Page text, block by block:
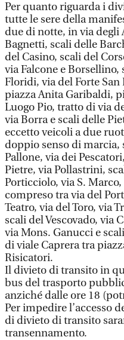
Per quanto riguarda i
tutte le sere della
due di notte, in via degli
Bagnetti, scali delle
del Casino, scali del
via Falcone e
Floridi, via del Forte
piazza Anita Garibaldi,
Luogo Pio, tratto di via
via Borra e scali delle
eccetto veicoli a due
doppio senso di marcia,
Pallone, via dei
Pietre, via Pollastrini,
Porticciolo, via S.
compreso tra via del
Teatro, via del Toro, via
scali del Vescovado, via
via Mons. Ganucci e
di viale Caprera tra
Risicatori.
Il divieto di transito in
bus del trasporto
anziché dalle ore 18
Per impedire l’accesso
di divieto di transito
transennamento.